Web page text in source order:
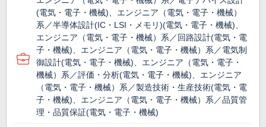
(電気・電子・機械)、エンジニア（電気・電子・機械）
系／半導体設計(IC・LSI・メモリ)(電気・電子・機械)、
エンジニア（電気・電子・機械）系／回路設計(電気・電
子・機械)、エンジニア（電気・電子・機械）系／電気制
御設計(電気・電子・機械)、エンジニア（電気・電子・
機械）系／評価・分析(電気・電子・機械)、エンジニア
（電気・電子・機械）系／製造技術・生産技術(電気・電
子・機械)、エンジニア（電気・電子・機械）系／品質管
理・品質保証(電気・電子・機械)